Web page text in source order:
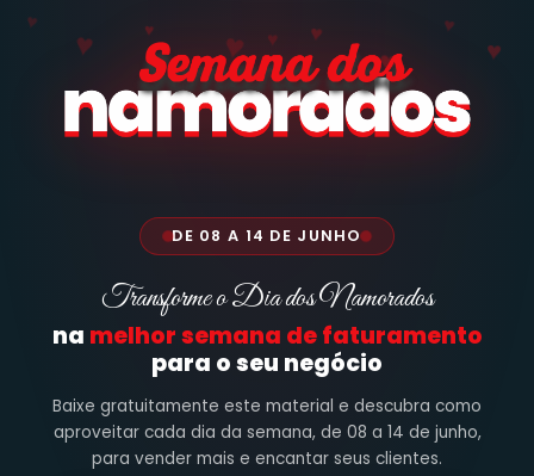
♥ ♥ ♥ ♥ ♥
♥
♥
♥
♥
DE 08 A 14 DE JUNHO
Transforme o Dia dos Namorados
na melhor semana de faturamento
para o seu negócio
Baixe gratuitamente este material e descubra como
aproveitar cada dia da semana, de 08 a 14 de junho,
para vender mais e encantar seus clientes.